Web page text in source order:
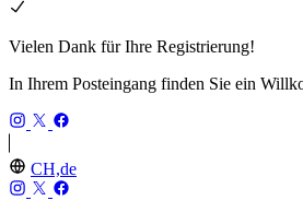
Vielen Dank für Ihre Registrierung!
In Ihrem Posteingang finden Sie ein
CH,de